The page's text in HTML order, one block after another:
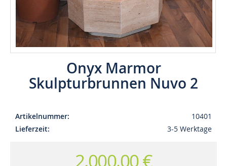
Onyx Marmor
Skulpturbrunnen Nuvo 2
Artikelnummer
10401
Lieferzeit
3-5 Werktage
2.000,00 €